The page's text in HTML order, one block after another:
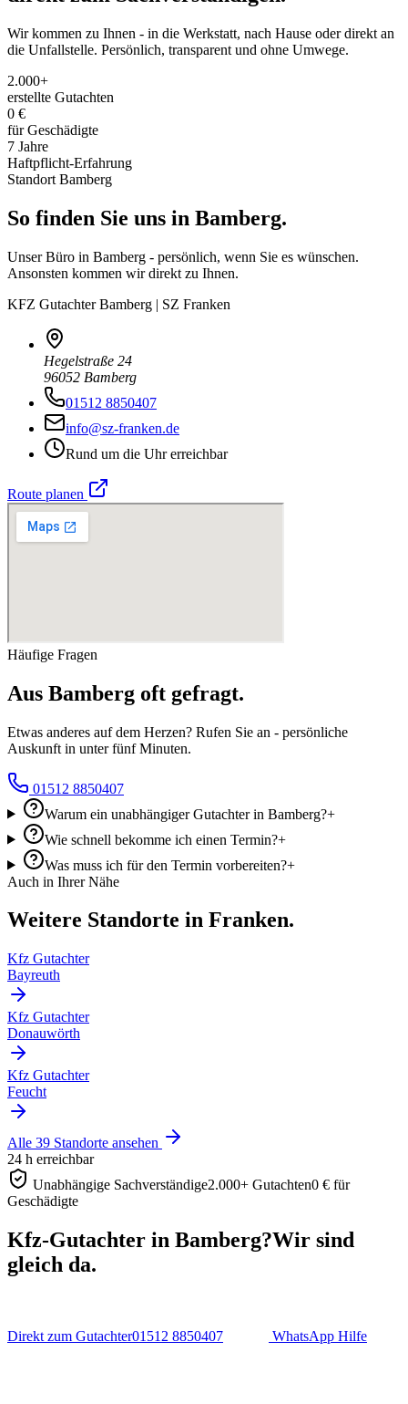
Wir kommen zu Ihnen - in die Werkstatt, nach Hause oder direkt an
die Unfallstelle. Persönlich, transparent und ohne Umwege.
2.000+
erstellte Gutachten
0 €
für Geschädigte
7 Jahre
Haftpflicht-Erfahrung
Standort Bamberg
So finden Sie uns in Bamberg.
Unser Büro in Bamberg - persönlich, wenn Sie es wünschen.
Ansonsten kommen wir direkt zu Ihnen.
KFZ Gutachter Bamberg | SZ Franken
Hegelstraße 24
96052 Bamberg
01512 8850407
info@sz-franken.de
Rund um die Uhr erreichbar
Route planen
Häufige Fragen
Aus Bamberg oft gefragt.
Etwas anderes auf dem Herzen? Rufen Sie an - persönliche
Auskunft in unter fünf Minuten.
01512 8850407
Warum ein unabhängiger Gutachter in Bamberg?+
Wie schnell bekomme ich einen Termin?+
Was muss ich für den Termin vorbereiten?+
Auch in Ihrer Nähe
Weitere Standorte in Franken.
Kfz Gutachter
Bayreuth
Kfz Gutachter
Donauwörth
Kfz Gutachter
Feucht
Alle 39 Standorte ansehen
24 h erreichbar
Unabhängige Sachverständige2.000+ Gutachten0 € für
Geschädigte
Kfz-Gutachter in Bamberg?Wir sind
gleich da.
Direkt zum Gutachter01512 8850407 WhatsApp Hilfe